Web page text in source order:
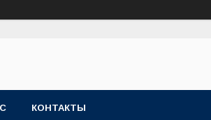
КОНТАКТЫ